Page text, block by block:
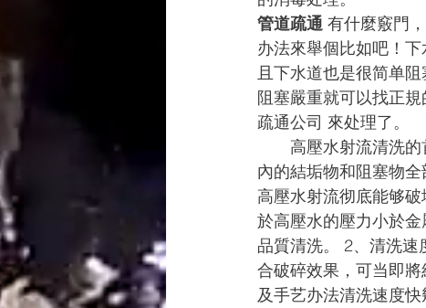
管道疏通 有什麼竅門
办法來舉個比如吧！
且下水道也是很简单
阻塞嚴重就可以找正
疏通公司 來处理了。
高壓水射流清洗的
內的結垢物和阻塞物
高壓水射流彻底能够
於高壓水的壓力小於
品質清洗。 2、清洗
合破碎效果，可当即
及手艺办法清洗速度